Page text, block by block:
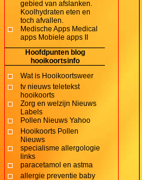
gebied van afslanken.
Koolhydraten eten en
toch afvallen.
Medische Apps Medical
apps Mobiele apps II
Hoofdpunten blog
hooikoortsinfo
Wat is Hooikoortsweer
tv nieuws teletekst
hooikoorts
Zorg en welzijn Nieuws
Labels
Pollen Nieuws Yahoo
Hooikoorts Pollen
Nieuws
specialisme allergologie
links
paracetamol en astma
allergie preventie baby